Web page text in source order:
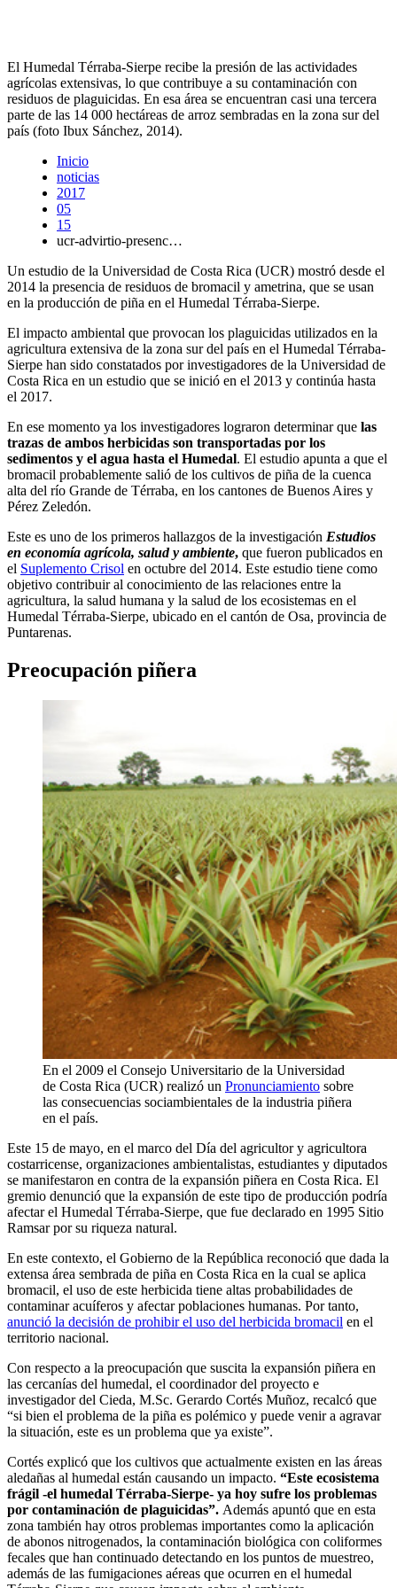
El Humedal Térraba-Sierpe recibe la presión de las actividades
agrícolas extensivas, lo que contribuye a su contaminación con
residuos de plaguicidas. En esa área se encuentran casi una tercera
parte de las 14 000 hectáreas de arroz sembradas en la zona sur del
país (foto Ibux Sánchez, 2014).
Inicio
noticias
2017
05
15
ucr-advirtio-presenc…
Un estudio de la Universidad de Costa Rica (UCR) mostró desde el
2014 la presencia de residuos de bromacil y ametrina, que se usan
en la producción de piña en el Humedal Térraba-Sierpe.
El impacto ambiental que provocan los plaguicidas utilizados en la
agricultura extensiva de la zona sur del país en el Humedal Térraba-
Sierpe han sido constatados por investigadores de la Universidad de
Costa Rica en un estudio que se inició en el 2013 y continúa hasta
el 2017.
En ese momento ya los investigadores lograron determinar que las
trazas de ambos herbicidas son transportadas por los
sedimentos y el agua hasta el Humedal. El estudio apunta a que el
bromacil probablemente salió de los cultivos de piña de la cuenca
alta del río Grande de Térraba, en los cantones de Buenos Aires y
Pérez Zeledón.
Este es uno de los primeros hallazgos de la investigación Estudios
en economía agrícola, salud y ambiente, que fueron publicados en
el Suplemento Crisol en octubre del 2014. Este estudio tiene como
objetivo contribuir al conocimiento de las relaciones entre la
agricultura, la salud humana y la salud de los ecosistemas en el
Humedal Térraba-Sierpe, ubicado en el cantón de Osa, provincia de
Puntarenas.
Preocupación piñera
En el 2009 el Consejo Universitario de la Universidad
de Costa Rica (UCR) realizó un Pronunciamiento sobre
las consecuencias sociambientales de la industria piñera
en el país.
Este 15 de mayo, en el marco del Día del agricultor y agricultora
costarricense, organizaciones ambientalistas, estudiantes y diputados
se manifestaron en contra de la expansión piñera en Costa Rica. El
gremio denunció que la expansión de este tipo de producción podría
afectar el Humedal Térraba-Sierpe, que fue declarado en 1995 Sitio
Ramsar por su riqueza natural.
En este contexto, el Gobierno de la República reconoció que dada la
extensa área sembrada de piña en Costa Rica en la cual se aplica
bromacil, el uso de este herbicida tiene altas probabilidades de
contaminar acuíferos y afectar poblaciones humanas. Por tanto,
anunció la decisión de prohibir el uso del herbicida bromacil en el
territorio nacional.
Con respecto a la preocupación que suscita la expansión piñera en
las cercanías del humedal, el coordinador del proyecto e
investigador del Cieda, M.Sc. Gerardo Cortés Muñoz, recalcó que
“si bien el problema de la piña es polémico y puede venir a agravar
la situación, este es un problema que ya existe”.
Cortés explicó que los cultivos que actualmente existen en las áreas
aledañas al humedal están causando un impacto. “Este ecosistema
frágil -el humedal Térraba-Sierpe- ya hoy sufre los problemas
por contaminación de plaguicidas”. Además apuntó que en esta
zona también hay otros problemas importantes como la aplicación
de abonos nitrogenados, la contaminación biológica con coliformes
fecales que han continuado detectando en los puntos de muestreo,
además de las fumigaciones aéreas que ocurren en el humedal